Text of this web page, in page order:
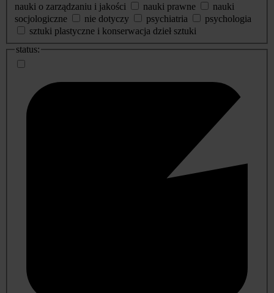
nauki o zarządzaniu i jakości
nauki prawne
nauki
socjologiczne
nie dotyczy psychiatria
psychologia
sztuki plastyczne i konserwacja dzieł sztuki
status: